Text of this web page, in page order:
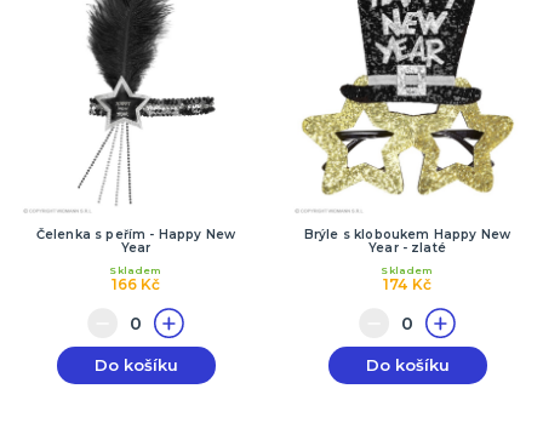
Čelenka s peřím - Happy New
Year
166 Kč
Skladem
Do košíku
Brýle s kloboukem Happy New
Year - zlaté
174 Kč
Skladem
Do košíku